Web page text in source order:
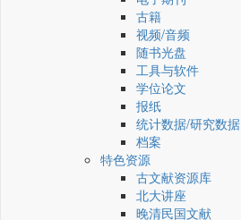
古籍
视频/音频
随书光盘
工具与软件
学位论文
报纸
统计数据/研究数据
档案
特色资源
古文献资源库
北大讲座
晚清民国文献